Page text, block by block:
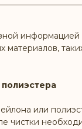
информацией
материалов,
или
чистки